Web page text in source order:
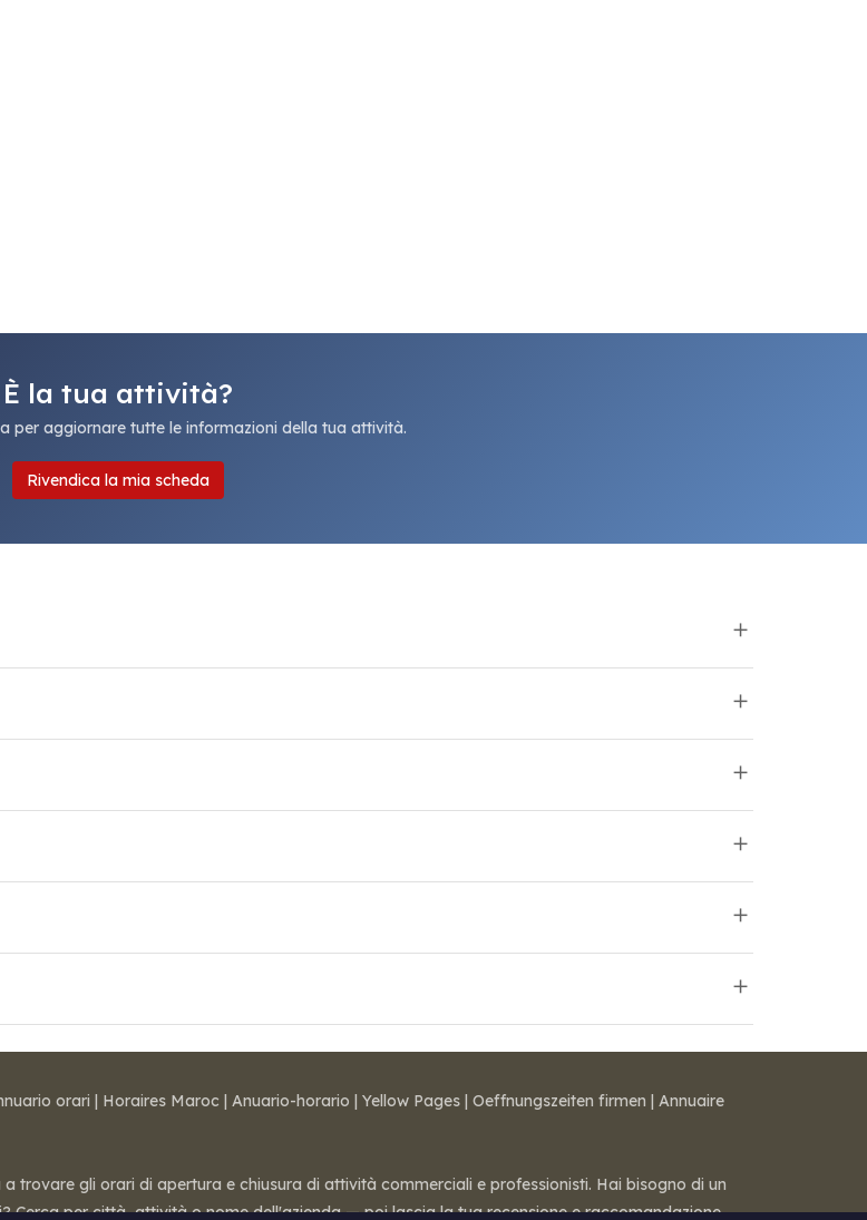
È la tua attività?
per aggiornare tutte le informazioni della tua attività.
Rivendica la mia scheda
orari | Horaires Maroc | Anuario-horario | Yellow Pages | Oeffnungszeiten firmen | Annuaire
trovare gli orari di apertura e chiusura di attività commerciali e professionisti. Hai bisogno di un
Cerca per città, attività o nome dell'azienda — poi lascia la tua recensione e raccomandazione.